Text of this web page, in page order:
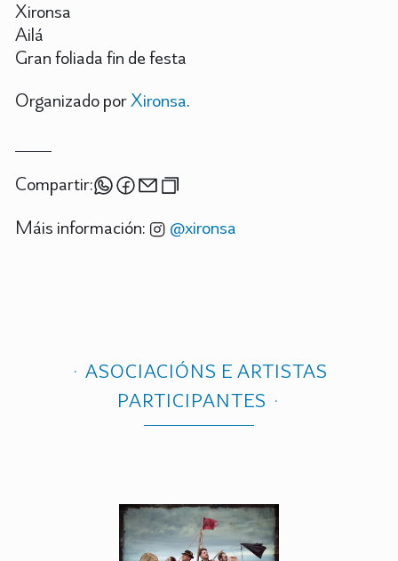
Xironsa
Ailá
Gran foliada fin de festa
Organizado porXironsa.
Compartir:
Máis información:
@xironsa
ASOCIACIÓNS E ARTISTAS
PARTICIPANTES